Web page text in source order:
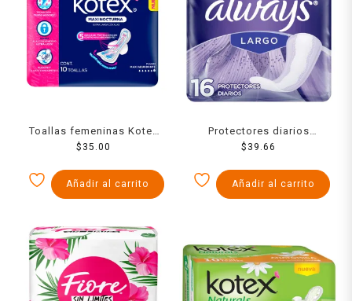
Toallas femeninas Kotex
Maxi Nocturna extra larga
abundante 10 piezas
$ 35.00
Añadir al carrito
Protectores diarios
Always largo 16 pzas
$ 39.66
Añadir al carrito